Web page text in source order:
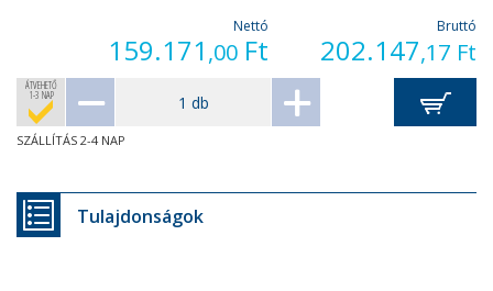
Nettó
159.171 ,00 Ft
Bruttó
202.147,17 Ft
ÁTVEHETŐ
1-3 NAP
SZÁLLÍTÁS 2-4 NAP
Tulajdonságok